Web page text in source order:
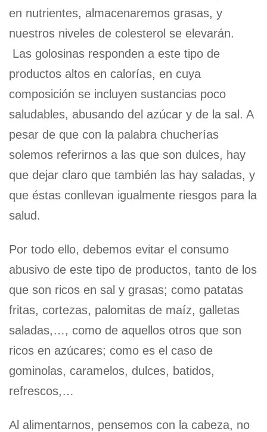
en nutrientes, almacenaremos grasas, y
nuestros niveles de colesterol se elevarán.
Las golosinas responden a este tipo de
productos altos en calorías, en cuya
composición se incluyen sustancias poco
saludables, abusando del azúcar y de la sal. A
pesar de que con la palabra chucherías
solemos referirnos a las que son dulces, hay
que dejar claro que también las hay saladas, y
que éstas conllevan igualmente riesgos para la
salud.
Por todo ello, debemos evitar el consumo
abusivo de este tipo de productos, tanto de los
que son ricos en sal y grasas; como patatas
fritas, cortezas, palomitas de maíz, galletas
saladas,…, como de aquellos otros que son
ricos en azúcares; como es el caso de
gominolas, caramelos, dulces, batidos,
refrescos,…
Al alimentarnos, pensemos con la cabeza, no